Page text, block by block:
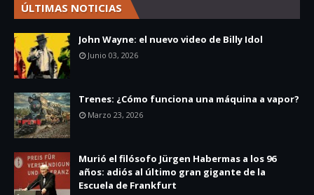
ÚLTIMAS NOTICIAS
John Wayne: el nuevo video de Billy Idol
Junio 03, 2026
Trenes: ¿Cómo funciona una máquina a vapor?
Marzo 23, 2026
Murió el filósofo Jürgen Habermas a los 96
años: adiós al último gran gigante de la
Escuela de Frankfurt